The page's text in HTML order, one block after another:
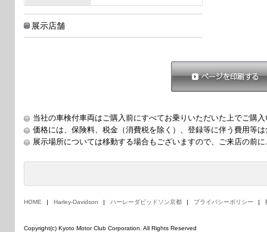
展示店舗
当社の車検付車両はご購入前にすべてお乗りいただいた上でご購
価格には、保険料、税金（消費税を除く）、登録等に伴う費用等
展示場所については移動する場合もございますので、ご来店の前
HOME Harley-Davidson ハーレーダビッドソン京都 プライバシーポリシー
Copyright(c) Kyoto Motor Club Corporation. All Rights Reserved